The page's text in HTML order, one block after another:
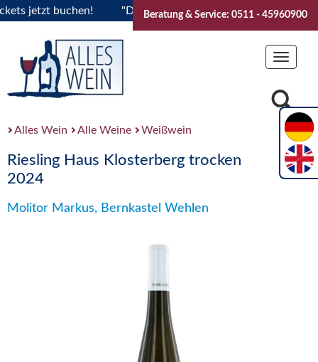
jetzt buchen! "Das Sommerfest 2026" Vive la
Beratung & Service: 0511 - 45960900
Toggle
Alles Wein Alle Weine Weißwein
Riesling Haus Klosterberg trocken
2024
Molitor Markus, Bernkastel Wehlen